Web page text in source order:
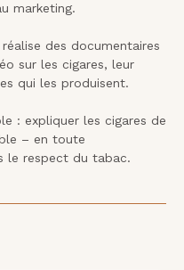
marketing.
des documentaires
sur les cigares, leur
qui les produisent.
: expliquer les cigares de
– en toute
le respect du tabac.